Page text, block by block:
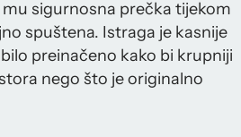
sigurnosna prečka tijekom
spuštena. Istraga je kasnije
preinačeno kako bi krupniji
nego što je originalno